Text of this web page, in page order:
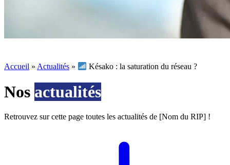
Accueil » Actualités » Késako : la saturation du réseau ?
Nos actualités
Retrouvez sur cette page toutes les actualités de [Nom du RIP] !